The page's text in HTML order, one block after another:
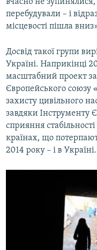
перебудували – і
місцевості пішла
Досвід такої групи
Україні. Наприкінці
масштабний проект
Європейського союзу
захисту цивільного
завдяки Інструменту
сприяння
країнах, що
2014 року – і в Україні.